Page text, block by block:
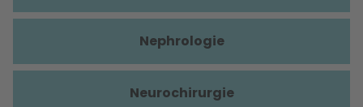
Nephrologie
Neurochirurgie